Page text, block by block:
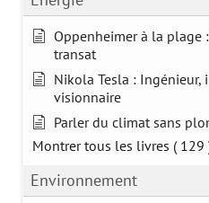
Oppenheimer à la plage
transat
Nikola Tesla : Ingénieur,
visionnaire
Parler du climat sans
Montrer tous les livres ( 129
Environnement